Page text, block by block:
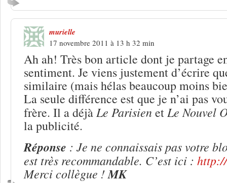
murielle
17 novembre 2011 à 13 h 32 min
Ah ah! Très bon article dont je partage
sentiment. Je viens justement d’écrire
similaire (mais hélas beaucoup moins
La seule différence est que je n’ai pas
frère. Il a déjà Le Parisienet Le Nouvel
la publicité.
Réponse : Je ne connaissais pas votre
est très recommandable. C’est ici :
Merci collègue !MK